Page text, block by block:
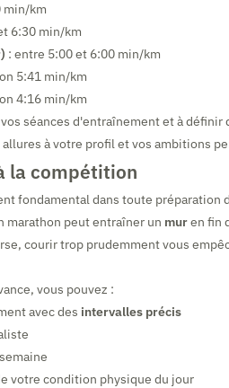
min/km
6:30 min/km
: entre 5:00 et 6:00 min/km
5:41 min/km
4:16 min/km
séances d'entraînement et à
à votre profil et vos ambitions
la compétition
fondamental dans toute préparation
marathon peut entraîner un muren fin
courir trop prudemment vous
vous pouvez :
avec des intervalles précis
votre condition physique du jour